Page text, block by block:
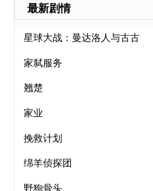
最新剧情
星球大战：曼达洛人与古古
家弑服务
翘楚
家业
挽救计划
绵羊侦探团
野狗骨头